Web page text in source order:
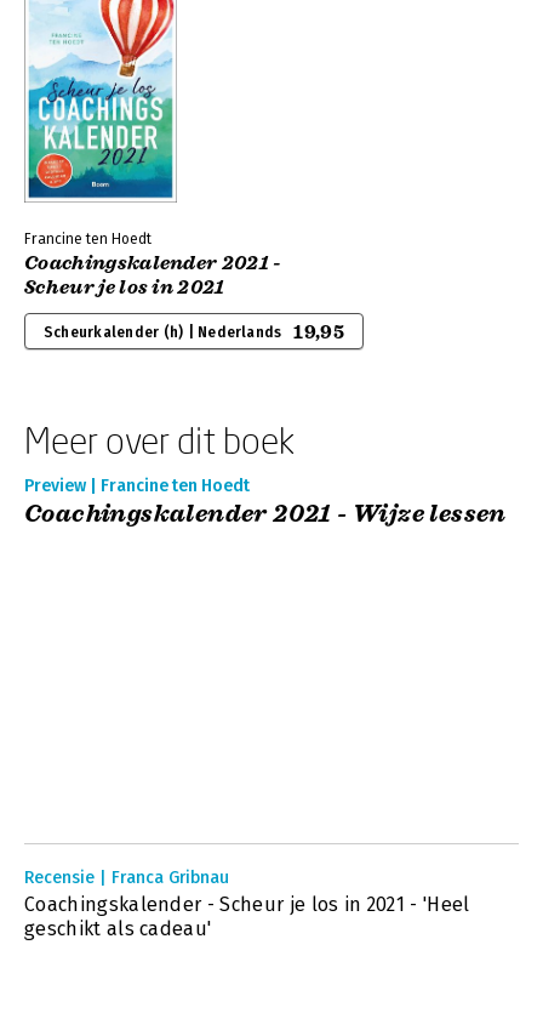
Francine ten Hoedt
Coachingskalender 2021 -
Scheur je los in 2021
Scheurkalender (h) | Nederlands 19,95
Meer over dit boek
Preview | Francine ten Hoedt
Coachingskalender 2021 - Wijze lessen
Recensie | Franca Gribnau
Coachingskalender - Scheur je los in 2021 - 'Heel
geschikt als cadeau'